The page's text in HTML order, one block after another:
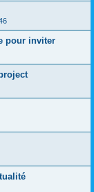
pour inviter